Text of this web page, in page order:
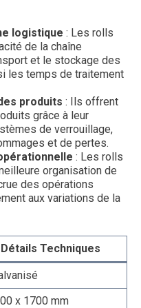
logistique : Les rolls
de la chaîne
et le stockage des
les temps de traitement
produits : Ils offrent
grâce à leur
de verrouillage,
et de pertes.
: Les rolls
organisation de
des opérations
aux variations de la
Détails Techniques
x 1700 mm